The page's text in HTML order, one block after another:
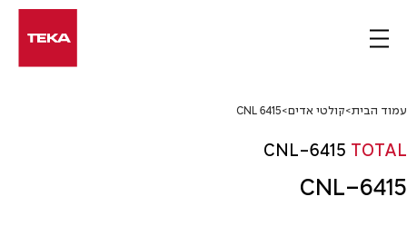
עמוד הבית>קולטי אדים>
CNL 6415
CNL-6415 TOTAL
CNL-6415